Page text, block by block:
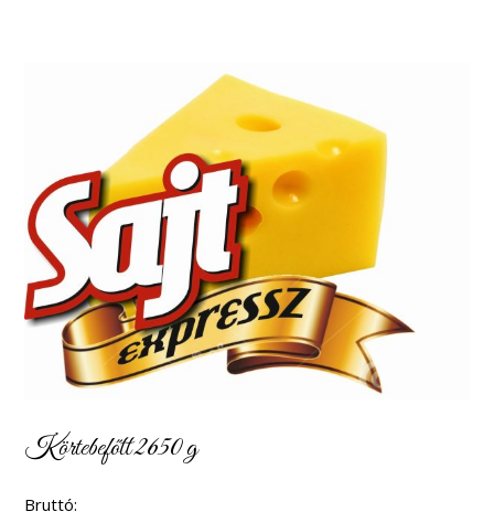
Körtebefőtt 2650 g
Bruttó: